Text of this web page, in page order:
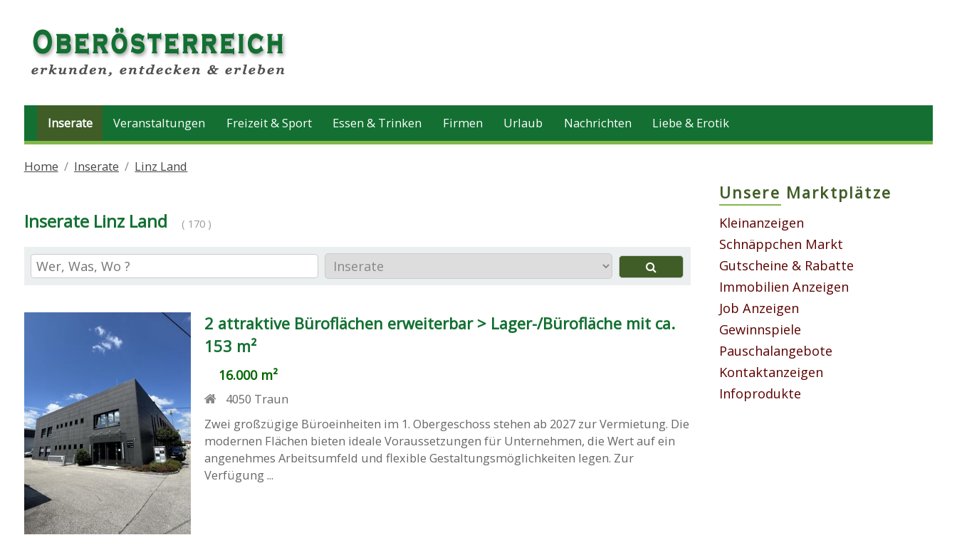
Inserate Veranstaltungen Freizeit & Sport Essen & Trinken Firmen Urlaub Nachrichten Liebe & Erotik
Home Inserate Linz Land
Inserate Linz Land ( 170 )
2 attraktive Büroflächen erweiterbar > Lager-/Bürofläche mit ca.
153 m²
16.000 m²
4050 Traun
Zwei großzügige Büroeinheiten im 1. Obergeschoss stehen ab 2027 zur Vermietung. Die
modernen Flächen bieten ideale Voraussetzungen für Unternehmen, die Wert auf ein
angenehmes Arbeitsumfeld und flexible Gestaltungsmöglichkeiten legen. Zur
Verfügung ...
Unsere Marktplätze
Kleinanzeigen
Schnäppchen Markt
Gutscheine & Rabatte
Immobilien Anzeigen
Job Anzeigen
Gewinnspiele
Pauschalangebote
Kontaktanzeigen
Infoprodukte